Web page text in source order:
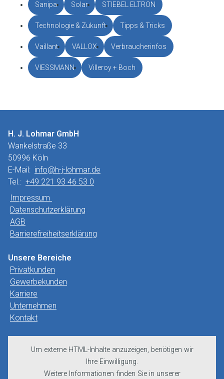
Sanipa Solar STIEBEL ELTRON
Technologie & Zukunft Tipps & Tricks
Vaillant VALLOX Verbraucherinfos
VIESSMANN Villeroy + Boch
H. J. Lohmar GmbH
Wankelstraße 33
50996 Köln
E-Mail: info@h-j-lohmar.de
Tel.: +49 221 93 46 53 0
Impressum
Datenschutzerklärung
AGB
Barrierefreiheitserklärung
Unsere Bereiche
Privatkunden
Gewerbekunden
Karriere
Unternehmen
Kontakt
Um externe HTML-Inhalte anzuzeigen, benötigen wir
Ihre Einwilligung.
Weitere Informationen finden Sie in unserer